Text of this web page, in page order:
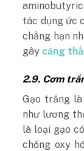
aminobutyric
tác dụng ức
chẳng hạn
gây căng
2.9. Cơm
Gạo trắng
như lương
là loại gạo
chống oxy